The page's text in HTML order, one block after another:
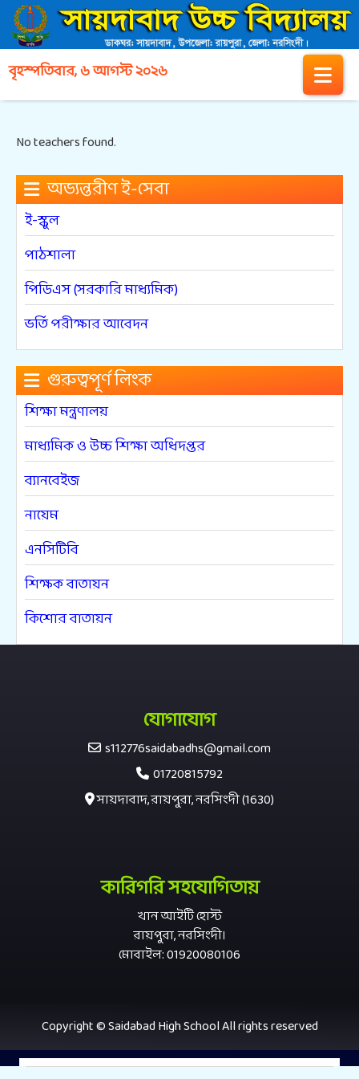
বৃহস্পতিবার, ৬ আগস্ট ২০২৬
No teachers found.
অভ্যন্তরীণ ই-সেবা
ই-স্কুল
পাঠশালা
পিডিএস (সরকারি মাধ্যমিক)
ভর্তি পরীক্ষার আবেদন
গুরুত্বপূর্ণ লিংক
শিক্ষা মন্ত্রণালয়
মাধ্যমিক ও উচ্চ শিক্ষা অধিদপ্তর
ব্যানবেইজ
নায়েম
এনসিটিবি
শিক্ষক বাতায়ন
কিশোর বাতায়ন
যোগাযোগ
s112776saidabadhs@gmail.com
01720815792
সায়দাবাদ, রায়পুরা, নরসিংদী (1630)
কারিগরি সহযোগিতায়
খান আইটি হোস্ট
রায়পুরা, নরসিংদী।
মোবাইল: 01920080106
Copyright © Saidabad High School All rights reserved